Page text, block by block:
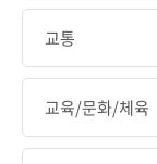
교통
교육/문화/체육